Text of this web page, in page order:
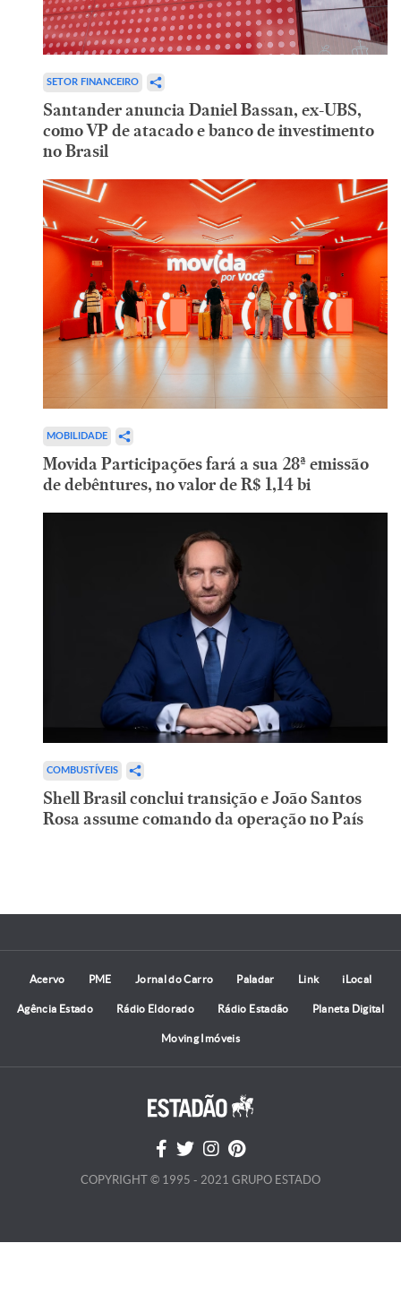
SETOR FINANCEIRO
Santander anuncia Daniel Bassan, ex-UBS,
como VP de atacado e banco de investimento
no Brasil
MOBILIDADE
Movida Participações fará a sua 28ª emissão
de debêntures, no valor de R$ 1,14 bi
COMBUSTÍVEIS
Shell Brasil conclui transição e João Santos
Rosa assume comando da operação no País
Acervo PME Jornal do Carro Paladar Link iLocal
Agência Estado Rádio Eldorado Rádio Estadão Planeta Digital
Moving Imóveis
COPYRIGHT © 1995 - 2021 GRUPO ESTADO